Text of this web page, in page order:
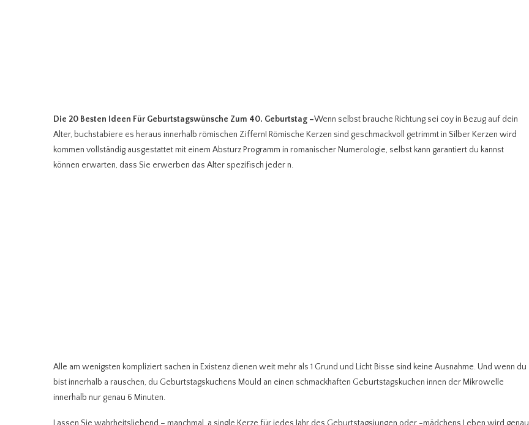
Die 20 Besten Ideen Für Geburtstagswünsche Zum 40. Geburtstag –Wenn selbst brauche Richtung sei coy in Bezug auf dein
Alter, buchstabiere es heraus innerhalb römischen Ziffern! Römische Kerzen sind geschmackvoll getrimmt in Silber Kerzen wird
kommen vollständig ausgestattet mit einem Absturz Programm in romanischer Numerologie, selbst kann garantiert du kannst
können erwarten, dass Sie erwerben das Alter spezifisch jeder n.
Alle am wenigsten kompliziert sachen in Existenz dienen weit mehr als 1 Grund und Licht Bisse sind keine Ausnahme. Und wenn du
bist innerhalb a rauschen, du Geburtstagskuchens Mould an einen schmackhaften Geburtstagskuchen innen der Mikrowelle
innerhalb nur genau 6 Minuten.
Lassen Sie wahrheitsliebend – manchmal, a single Kerze für jedes Jahr des Geburtstagsjungen oder -mädchens Leben wird genau